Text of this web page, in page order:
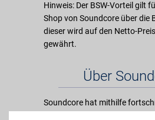
Hinweis: Der BSW-Vorteil gilt
Shop von Soundcore über die
dieser wird auf den Netto-
gewährt.
Über
Soundcore hat mithilfe